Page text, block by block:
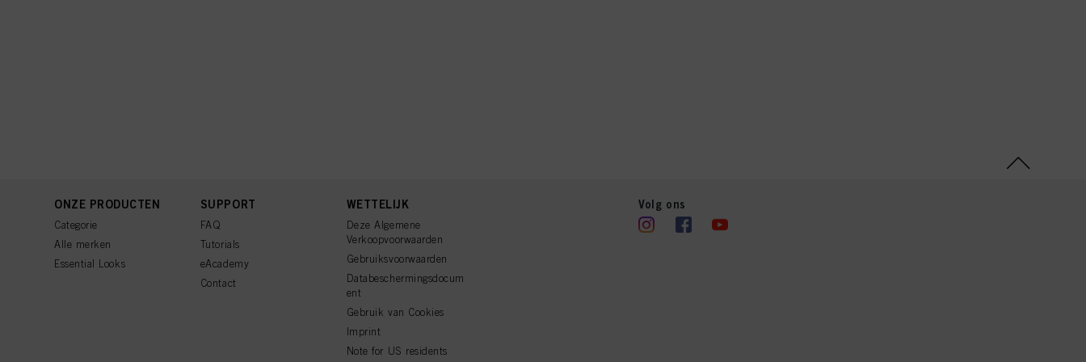
ONZE PRODUCTEN
Categorie
Alle merken
Essential Looks
SUPPORT
FAQ
Tutorials
eAcademy
Contact
WETTELIJK
Deze Algemene
Verkoopvoorwaarden
Gebruiksvoorwaarden
Databeschermingsdocum
ent
Gebruik van Cookies
Imprint
Note for US residents
Volg ons